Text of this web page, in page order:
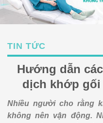
TIN TỨC
Hướng dẫn
dịch khớp
Nhiều người cho rằng
không nên vận động.